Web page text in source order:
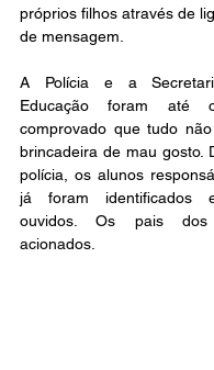
próprios filhos através de
de mensagem.
A Polícia e a
Educação foram
comprovado que tudo
brincadeira de mau gosto.
polícia, os alunos
já foram identificados
ouvidos. Os pais
acionados.